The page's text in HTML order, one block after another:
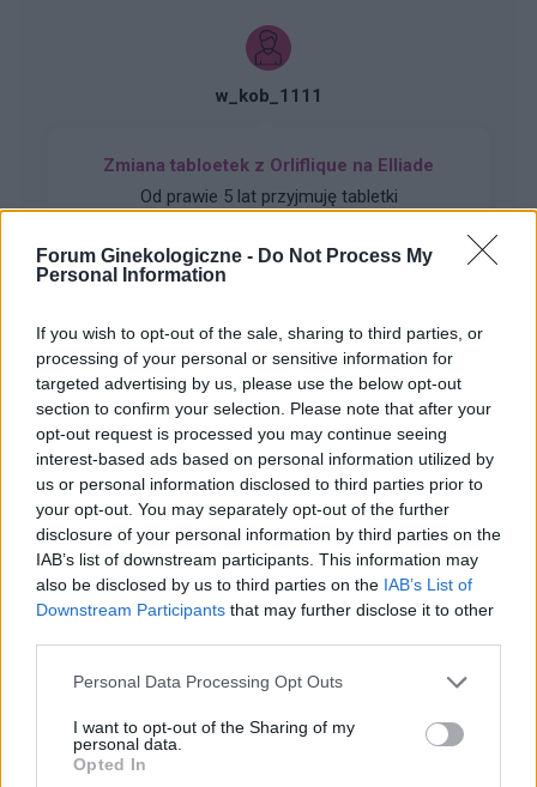
Forum Ginekologiczne - Do Not Process My
Personal Information
If you wish to opt-out of the sale, sharing to third parties, or
processing of your personal or sensitive information for
targeted advertising by us, please use the below opt-out
section to confirm your selection. Please note that after your
opt-out request is processed you may continue seeing
interest-based ads based on personal information utilized by
us or personal information disclosed to third parties prior to
your opt-out. You may separately opt-out of the further
disclosure of your personal information by third parties on the
IAB’s list of downstream participants. This information may
also be disclosed by us to third parties on the IAB’s List of
Downstream Participants that may further disclose it to other
Personal Data Processing Opt Outs
I want to opt-out of the Sharing of my
personal data.
Opted In
w_kob_1111
Zmiana tabloetek z Orliflique na Elliade
Od prawie 5 lat przyjmuję tabletki
mam pęcherzyk/torbiel, która w ciągu roku z 2
cm powiększyła się do 3 cm. Pani ginekolog
tłumacząc, że są w nich silniejsze hormony i być
może zahamuje wzrost zmiany. Czy może ktoś
wyrazić opinię na ten temat? Czy powinnam
podjąć próbę zmiany tabletek, dodam że po
Orliflique nie mam żadnych skutków ubocznych.
Czy moze powinnam zmienić metodę
antykoncepcji?
Forum:Antykoncepcja
gość
Pytanie
Wczoraj 28.06) przez pomyłkę usunęłam krążek
antykoncepcyjny po 14 dniach. Prawidłowo
powinnam usunąć go dopiero 05 lipca, a nie
wczoraj. Pomyliłam się. wczoraj odbyłam
stosunek z mężem. Kupiłam w Turcji
w sobotę. powinnam zrobić teraz 7 dni przerwy i
to będzie ok?
Forum:Ginekologia - specjalista radzi, dla
pacjentki
gość